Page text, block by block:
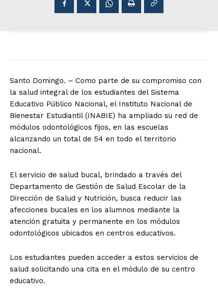
Santo Domingo. – Como parte de su compromiso con
la salud integral de los estudiantes del Sistema
Educativo Público Nacional, el Instituto Nacional de
Bienestar Estudiantil (INABIE) ha ampliado su red de
módulos odontológicos fijos, en las escuelas
alcanzando un total de 54 en todo el territorio
nacional.
El servicio de salud bucal, brindado a través del
Departamento de Gestión de Salud Escolar de la
Dirección de Salud y Nutrición, busca reducir las
afecciones bucales en los alumnos mediante la
atención gratuita y permanente en los módulos
odontológicos ubicados en centros educativos.
Los estudiantes pueden acceder a estos servicios de
salud solicitando una cita en el módulo de su centro
educativo.